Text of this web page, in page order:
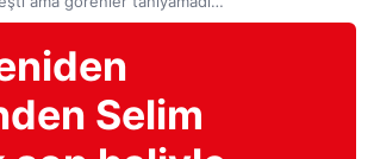
Selim